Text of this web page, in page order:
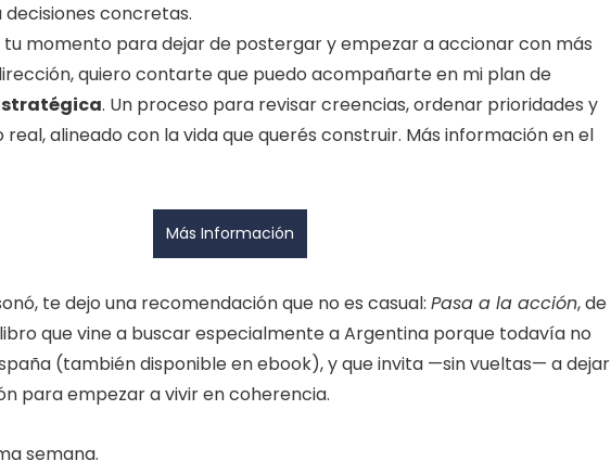
concretas.
tu momento para dejar de postergar y empezar a accionar con más
quiero contarte que puedo acompañarte en mi plan de
. Un proceso para revisar creencias, ordenar prioridades y
alineado con la vida que querés construir. Más información en el
Más Información
te dejo una recomendación que no es casual: Pasa a la acción, de
que vine a buscar especialmente a Argentina porque todavía no
(también disponible en ebook), y que invita —sin vueltas— a dejar
para empezar a vivir en coherencia.
semana.